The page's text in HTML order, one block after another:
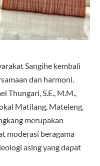
Sangihe kembali
dan harmoni.
Thungari, S.E., M.M.,
Matilang, Mateleng,
merupakan
moderasi beragama
asing yang dapat